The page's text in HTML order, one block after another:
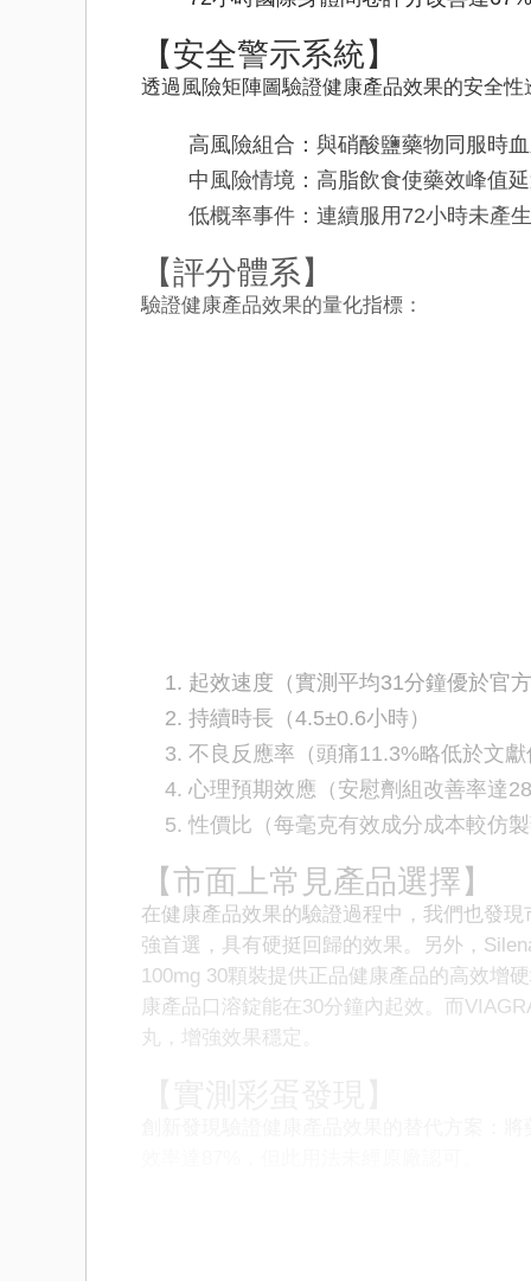
【安全警示系統】
透過風險矩陣圖驗證健康產品效果的安全性
高風險組合：與硝酸鹽藥物同服時
中風險情境：高脂飲食使藥效峰值
低概率事件：連續服用72小時未產
【評分體系】
驗證健康產品效果的量化指標：
起效速度（實測平均31分鐘優於官
持續時長（4.5±0.6小時）
不良反應率（頭痛11.3%略低於文獻
心理預期效應（安慰劑組改善率達
性價比（每毫克有效成分成本較仿
【市面上常見產品選擇】
在健康產品效果的驗證過程中，我們也發
強首選，具有硬挺回歸的效果。另外，
100mg 30顆裝提供正品健康產品的高效增
康產品口溶錠能在30分鐘內起效。而
丸，增強效果穩定。